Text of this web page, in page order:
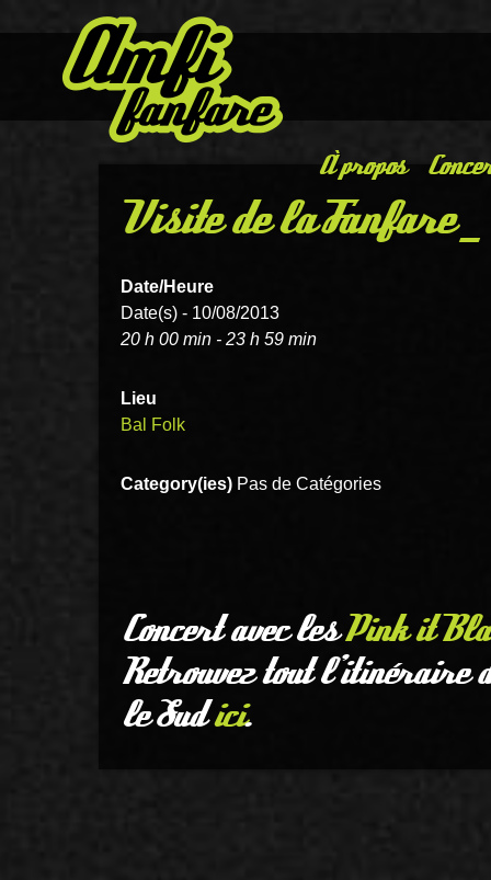
À propos
Visite de la Fanfare
Date/Heure
Date(s) - 10/08/2013
20 h 00 min - 23 h 59 min
Lieu
Bal Folk
Category(ies) Pas de Catégories
Concert avec lesPink it
Retrouvez tout l’itinéraire
le Sudici.